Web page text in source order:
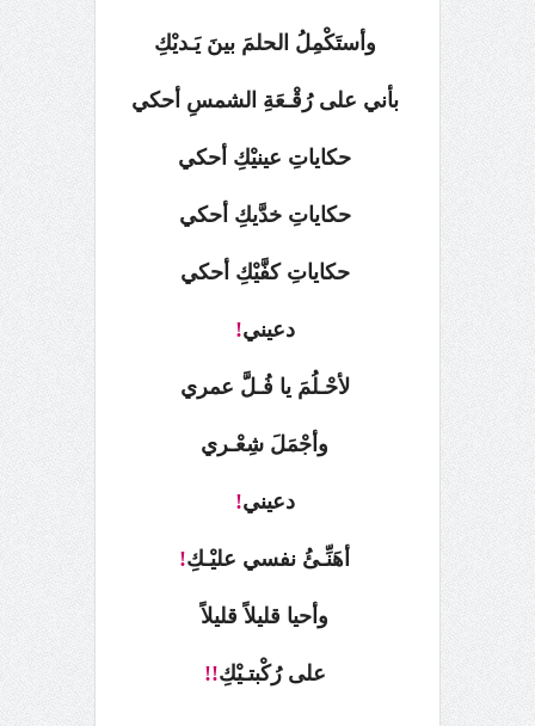
وأستَكْمِلُ الحلمَ بينَ يَـديْكِ
بأني على رُقْـعَةِ الشمسِ أحكي
حكاياتِ عينيْكِ أحكي
حكاياتِ خدَّيكِ أحكي
حكاياتِ كفَّيْكِ أحكي
دعيني!
لأحْـلُمَ يا فُـلَّ عمري
وأجْمَلَ شِعْـري
دعيني!
أهَنِّـئُ نفسي عليْـكِ!
وأحيا قليلاً قليلاً
على رُكْبتـيْكِ!!